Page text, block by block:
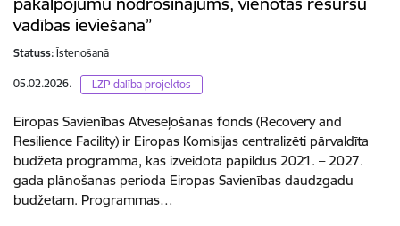
vadības ieviešana”
Statuss: Īstenošanā
05.02.2026. LZP dalība projektos
Eiropas Savienības Atveseļošanas fonds (Recovery and
Resilience Facility) ir Eiropas Komisijas centralizēti pārvaldīta
budžeta programma, kas izveidota papildus 2021. – 2027.
gada plānošanas perioda Eiropas Savienības daudzgadu
budžetam. Programmas…